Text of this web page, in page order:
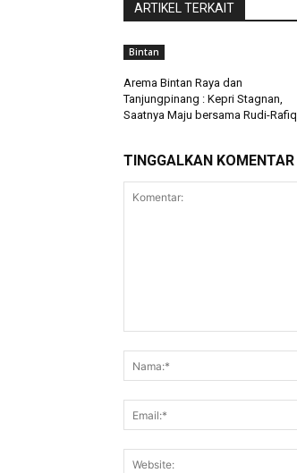
ARTIKEL TERKAIT
Bintan
Arema Bintan Raya dan
Tanjungpinang : Kepri Stagnan,
Saatnya Maju bersama Rudi-Rafiq
TINGGALKAN KOMENTAR